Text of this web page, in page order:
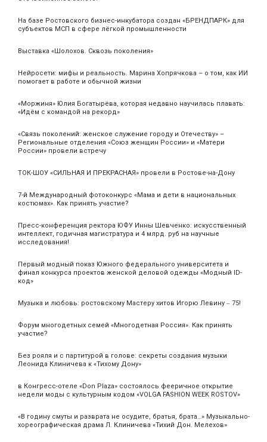
На базе Ростовского бизнес-инкубатора создан «БРЕНДПАРК» для
субъектов МСП в сфере лёгкой промышленности
Выставка «Шолохов. Сквозь поколения»
Нейросети: мифы и реальность. Марина Хопрячкова – о том, как ИИ
помогает в работе и обычной жизни
«Моржиня» Юлия Богатырёва, которая недавно научилась плавать:
«Идём с командой на рекорд»
«Связь поколений: женское служение городу и Отечеству» –
Региональные отделения «Союз женщин России» и «Матери
России» провели встречу
ТОК-ШОУ «СИЛЬНАЯ И ПРЕКРАСНАЯ» провели в Ростове-на-Дону
7-й Международный фотоконкурс «Мама и дети в национальных
костюмах». Как принять участие?
Пресс-конференция ректора ЮФУ Инны Шевченко: искусственный
интеллект, годичная магистратура и 4 млрд. руб на научные
исследования!
Первый модный показ Южного федерального университета и
финал конкурса проектов женской деловой одежды «Модный ID-
код»
Музыка и любовь: ростовскому Мастеру хитов Игорю Левину ‒ 75!
Форум многодетных семей «Многодетная Россия». Как принять
участие?
Без рояля и с партитурой в голове: секреты создания музыки
Леонида Клиничева к «Тихому Дону»
в Конгресс-отеле «Don Plaza» состоялось фееричное открытие
недели моды с культурным кодом «VOLGA FASHION WEEK ROSTOV»
«В годину смуты и разврата не осудите, братья, брата…» Музыкально-
хореографическая драма Л. Клиничева «Тихий Дон. Мелехов»